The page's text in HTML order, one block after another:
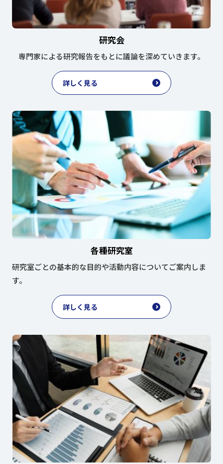
研究会
専門家による研究報告をもとに議論を深めていきます。
詳しく見る
各種研究室
研究室ごとの基本的な目的や活動内容についてご案内しま
す。
詳しく見る